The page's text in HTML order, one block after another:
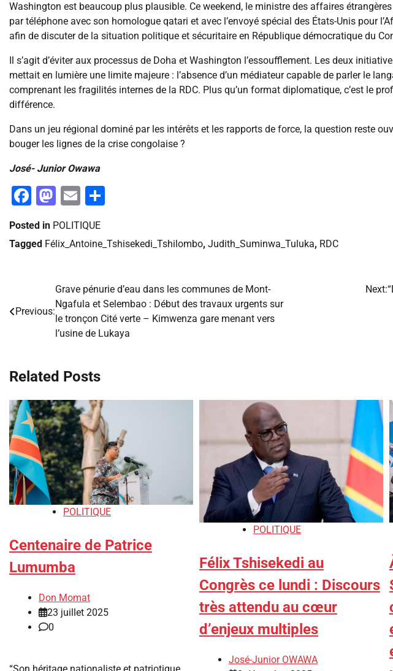
Washington est beaucoup plus plausible. Ce weekend, le ministre des affaires étrangères
par téléphone avec son homologue qatari et avec l’envoyé spécial des États-Unis pour
afin de discuter de la situation politique et sécuritaire en République démocratique du
Il s’agit d’éviter aux processus de Doha et Washington l’essoufflement. Les deux
mettait en lumière une limite majeure : l’absence d’un médiateur capable de parler le
comprenant les fragilités internes de la RDC. Plus qu’un format diplomatique, c’est le
différence.
Dans un jeu régional dominé par les intérêts et les rapports de force, la question reste
bouger les lignes de la crise congolaise ?
José- Junior Owawa
Facebook
Mastodon
Email
Posted in POLITIQUE
Tagged Félix_Antoine_Tshisekedi_Tshilombo, Judith_Suminwa_Tuluka, RDC
Navigation
de
l’article
Previous:
Grave pénurie d’eau dans les communes de Mont-
Ngafula et Selembao : Début des travaux urgents sur
le tronçon Cité verte – Kimwenza gare menant vers
l’usine de Lukaya
Next:
Related Posts
POLITIQUE
Centenaire de Patrice
Lumumba
Don Momat
23 juillet 2025
0
POLITIQUE
Félix Tshisekedi au
Congrès ce lundi : Discours
très attendu au cœur
d’enjeux multiples
José-Junior OWAWA